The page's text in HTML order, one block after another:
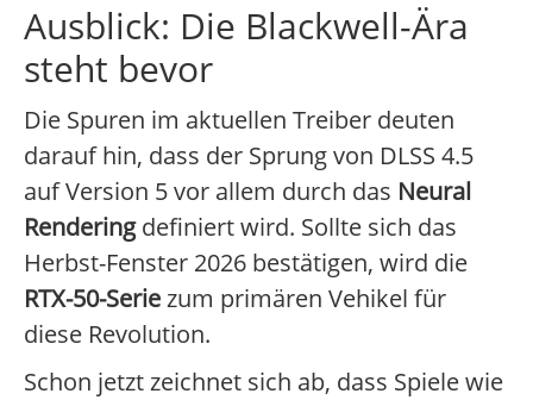
Ausblick: Die Blackwell-Ära
steht bevor
Die Spuren im aktuellen Treiber deuten
darauf hin, dass der Sprung von DLSS 4.5
auf Version 5 vor allem durch das Neural
Renderingdefiniert wird. Sollte sich das
Herbst-Fenster 2026 bestätigen, wird die
RTX-50-Seriezum primären Vehikel für
diese Revolution.
Schon jetzt zeichnet sich ab, dass Spiele wie